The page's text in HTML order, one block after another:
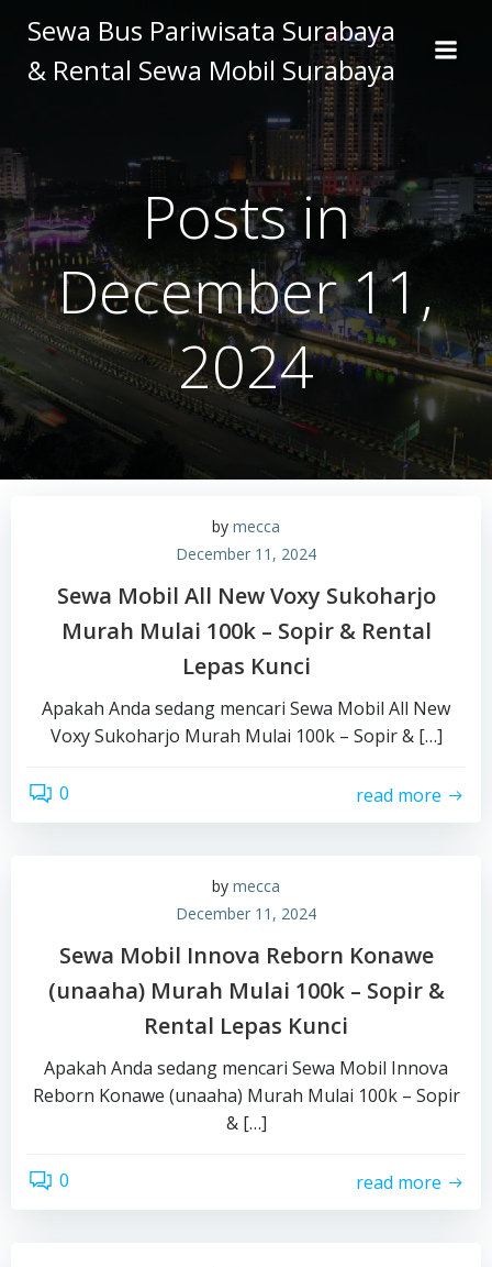
to
content
Sewa Bus Pariwisata Surabaya
& Rental Sewa Mobil Surabaya
Posts in
December 11,
2024
by mecca
December 11, 2024
Sewa Mobil All New Voxy Sukoharjo
Murah Mulai 100k – Sopir & Rental
Lepas Kunci
Apakah Anda sedang mencari Sewa Mobil All New
Voxy Sukoharjo Murah Mulai 100k – Sopir & […]
0 read more
by mecca
December 11, 2024
Sewa Mobil Innova Reborn Konawe
(unaaha) Murah Mulai 100k – Sopir &
Rental Lepas Kunci
Apakah Anda sedang mencari Sewa Mobil Innova
Reborn Konawe (unaaha) Murah Mulai 100k – Sopir
& […]
0 read more